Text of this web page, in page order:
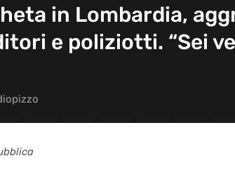
in Lombardia,
e poliziotti. “Sei